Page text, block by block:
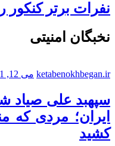
نفرات برتر کنکور
نخبگان امنیتی
ketabenokhbegan.ir می 12, 2021
سپهبد علی صیاد
ایران؛ مردی که
کشید